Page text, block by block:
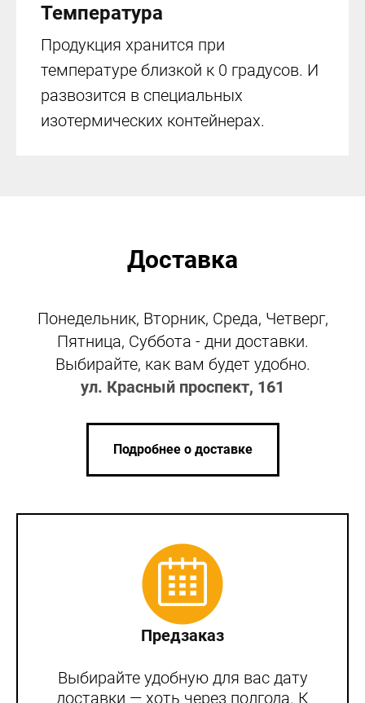
Температура
Продукция хранится при
температуре близкой к 0 градусов. И
развозится в специальных
изотермических контейнерах.
Доставка
Понедельник, Вторник, Среда, Четверг,
Пятница, Суббота - дни доставки.
Выбирайте, как вам будет удобно.
ул. Красный проспект, 161
Подробнее о доставке
Предзаказ
Выбирайте удобную для вас дату
доставки — хоть через полгода. К